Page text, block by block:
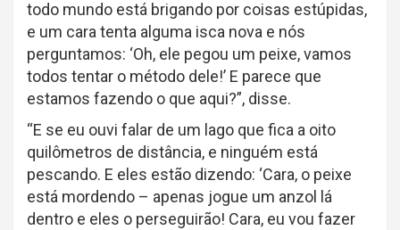
todo mundo está brigando por coisas estúpidas,
e um cara tenta alguma isca nova e nós
perguntamos: ‘Oh, ele pegou um peixe, vamos
todos tentar o método dele!’ E parece que
estamos fazendo o que aqui?”, disse.
“E se eu ouvi falar de um lago que fica a oito
quilômetros de distância, e ninguém está
pescando. E eles estão dizendo: ‘Cara, o peixe
está mordendo – apenas jogue um anzol lá
dentro e eles o perseguirão! Cara, eu vou fazer